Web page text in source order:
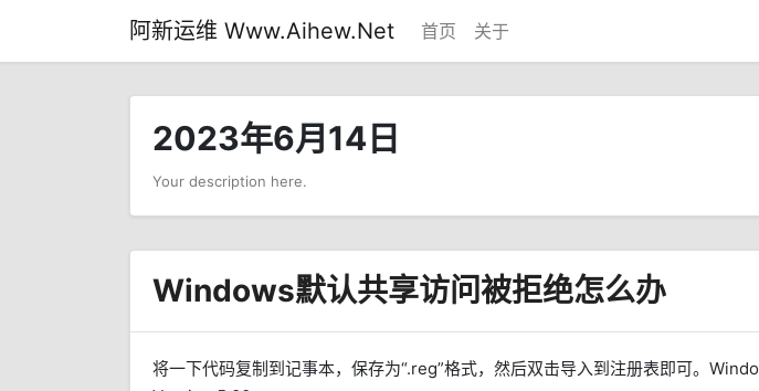
阿新运维 Www.Aihew.Net 首页 关于
2023年6月14日
Your description here.
Windows默认共享访问被拒绝怎么办
将一下代码复制到记事本，保存为“.reg”格式，然后双击导入到注册表即可。